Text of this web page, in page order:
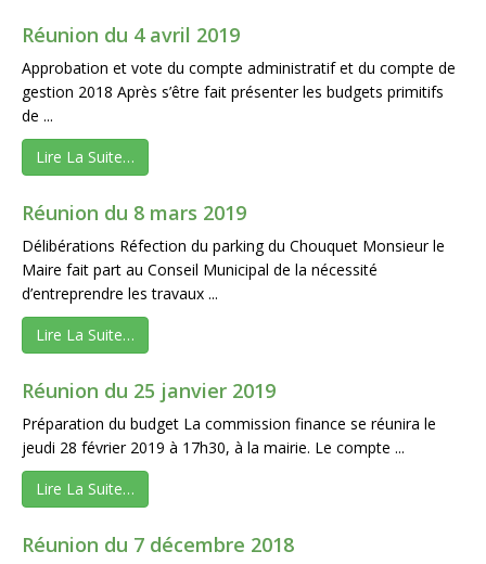
Réunion du 4 avril 2019
Approbation et vote du compte administratif et du compte de
gestion 2018 Après s’être fait présenter les budgets primitifs
de ...
Lire La Suite…
Réunion du 8 mars 2019
Délibérations Réfection du parking du Chouquet Monsieur le
Maire fait part au Conseil Municipal de la nécessité
d’entreprendre les travaux ...
Lire La Suite…
Réunion du 25 janvier 2019
Préparation du budget La commission finance se réunira le
jeudi 28 février 2019 à 17h30, à la mairie. Le compte ...
Lire La Suite…
Réunion du 7 décembre 2018